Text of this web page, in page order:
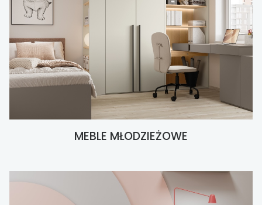
MEBLE MŁODZIEŻOWE